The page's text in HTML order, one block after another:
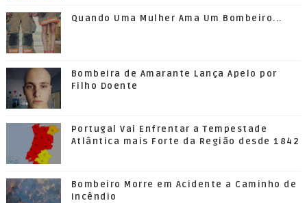
Quando Uma Mulher Ama Um Bombeiro...
Bombeira de Amarante Lança Apelo por
Filho Doente
Portugal Vai Enfrentar a Tempestade
Atlântica mais Forte da Região desde 1842
Bombeiro Morre em Acidente a Caminho de
Incêndio